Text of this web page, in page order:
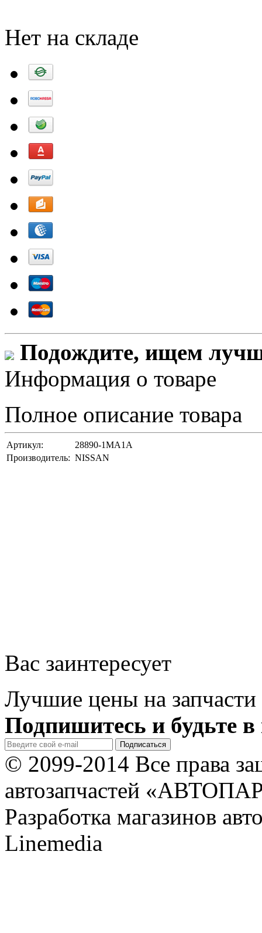
Нет на складе
Подождите, ищем
Информация о товаре
Полное описание товара
Артикул:
28890-1MA1A
Производитель: NISSAN
Вас заинтересует
Лучшие цены на запчасти
Подпишитесь и будьте в
© 2099-2014 Все права
автозапчастей
Разработка магазинов
Linemedia